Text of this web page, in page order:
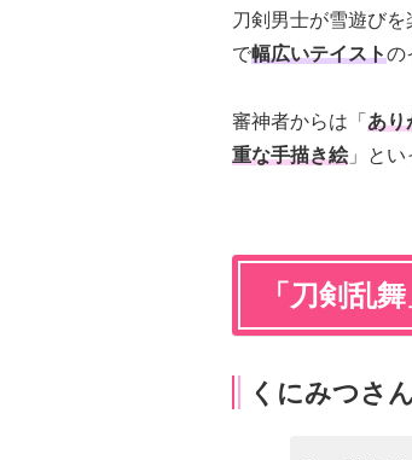
刀剣男士が雪遊び
で幅広いテイストの
審神者からは「 あり
重な手描き絵」とい
「刀剣乱
くにみつさ